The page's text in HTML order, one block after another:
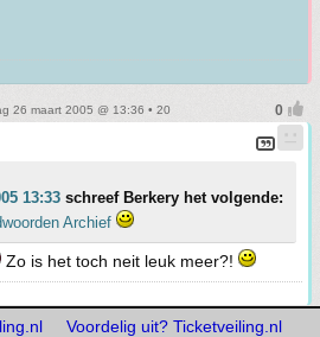
26 maart 2005 @ 13:36 • 20
13:33 schreef Berkery het volgende:
Archief
Zo is het toch neit leuk meer?!
Voordelig uit? Ticketveiling.nl